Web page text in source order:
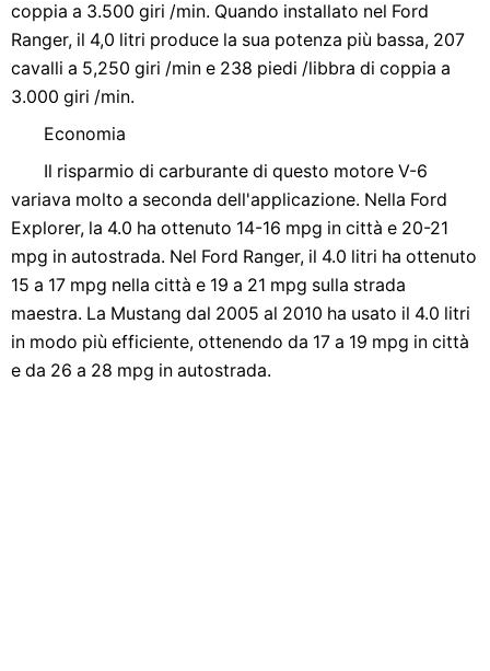
coppia a 3.500 giri /min. Quando installato nel Ford
Ranger, il 4,0 litri produce la sua potenza più bassa, 207
cavalli a 5,250 giri /min e 238 piedi /libbra di coppia a
3.000 giri /min.
Economia
Il risparmio di carburante di questo motore V-6
variava molto a seconda dell'applicazione. Nella Ford
Explorer, la 4.0 ha ottenuto 14-16 mpg in città e 20-21
mpg in autostrada. Nel Ford Ranger, il 4.0 litri ha ottenuto
15 a 17 mpg nella città e 19 a 21 mpg sulla strada
maestra. La Mustang dal 2005 al 2010 ha usato il 4.0 litri
in modo più efficiente, ottenendo da 17 a 19 mpg in città
e da 26 a 28 mpg in autostrada.